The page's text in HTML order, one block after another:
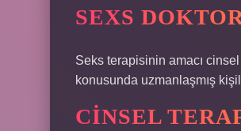
SEXS
Seks terapisinin amacı
konusunda uzmanlaşmış
CINSEL